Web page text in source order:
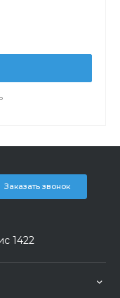
Заказать звонок
1422